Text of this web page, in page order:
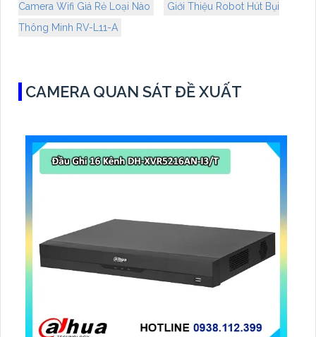
Camera Wifi Giá Rẻ Loại Nào
Giới Thiệu Robot Hút Bụi
Thông Minh RV-L11-A
CAMERA QUAN SÁT ĐỀ XUẤT